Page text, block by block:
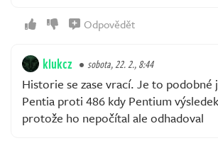
Odpovědět
klukcz sobota, 22. 2., 8:44
Historie se zase vrací. Je to podobné
Pentia proti 486 kdy Pentium
protože ho nepočítal ale odhadoval